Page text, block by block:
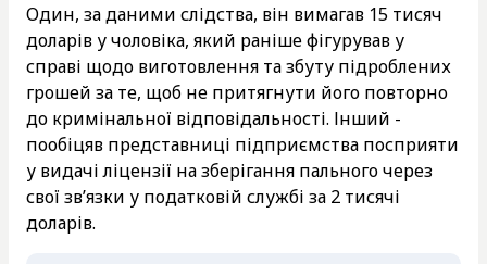
Один, за даними слідства, він вимагав 15 тисяч
доларів у чоловіка, який раніше фігурував у
справі щодо виготовлення та збуту підроблених
грошей за те, щоб не притягнути його повторно
до кримінальної відповідальності. Інший -
пообіцяв представниці підприємства посприяти
у видачі ліцензії на зберігання пального через
свої зв’язки у податковій службі за 2 тисячі
доларів.